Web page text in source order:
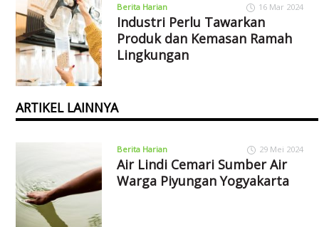
Berita Harian 16 Mar 2024
Industri Perlu Tawarkan
Produk dan Kemasan Ramah
Lingkungan
ARTIKEL LAINNYA
Berita Harian 29 Mei 2024
Air Lindi Cemari Sumber Air
Warga Piyungan Yogyakarta